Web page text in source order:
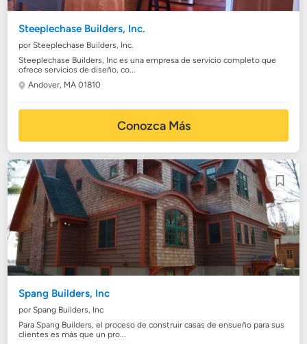
Steeplechase Builders, Inc.
por Steeplechase Builders, Inc.
Steeplechase Builders, Inc es una empresa de servicio completo que
ofrece servicios de diseño, co...
Andover, MA 01810
Conozca Más
Spang Builders, Inc
por Spang Builders, Inc
Para Spang Builders, el proceso de construir casas de ensueño para sus
clientes es más que un pro...